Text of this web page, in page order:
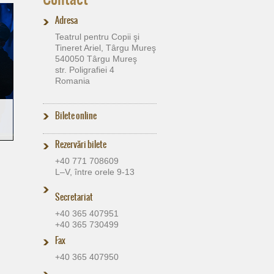
Adresa
Teatrul pentru Copii şi
Tineret Ariel, Târgu Mureş
540050 Târgu Mureş
str. Poligrafiei 4
Romania
Bilete online
Rezervări bilete
+40 771 708609
L–V, între orele 9-13
Secretariat
+40 365 407951
+40 365 730499
Fax
+40 365 407950